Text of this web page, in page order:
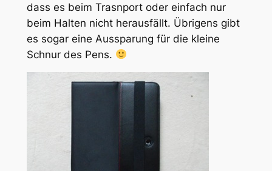
dass es beim Trasnport oder einfach nur
beim Halten nicht herausfällt. Übrigens gibt
es sogar eine Aussparung für die kleine
Schnur des Pens.